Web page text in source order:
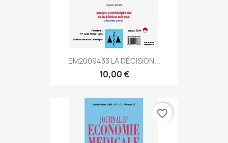
EM2009433 LA DÉCISION...
10,00 €
favorite_border